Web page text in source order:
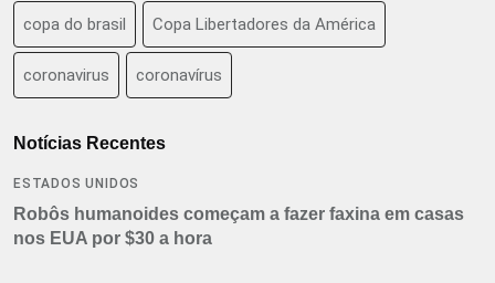
copa do brasil Copa Libertadores da América
coronavirus coronavírus
Notícias Recentes
ESTADOS UNIDOS
Robôs humanoides começam a fazer faxina em casas
nos EUA por $30 a hora